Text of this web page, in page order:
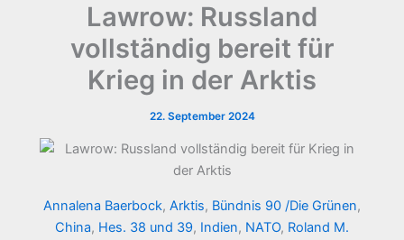
Lawrow: Russland
vollständig bereit für
Krieg in der Arktis
22. September 2024
Annalena Baerbock, Arktis, Bündnis 90 /Die Grünen,
China, Hes. 38 und 39, Indien, NATO, Roland M.